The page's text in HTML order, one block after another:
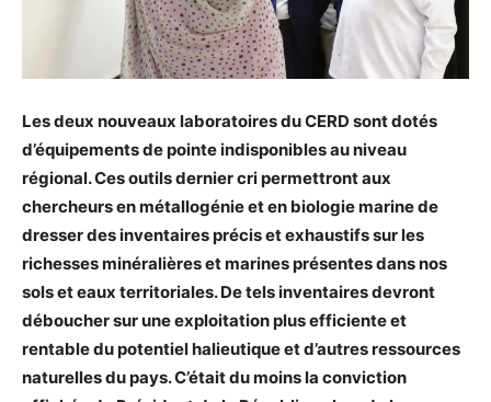
Les deux nouveaux laboratoires du CERD sont dotés
d’équipements de pointe indisponibles au niveau
régional. Ces outils dernier cri permettront aux
chercheurs en métallogénie et en biologie marine de
dresser des inventaires précis et exhaustifs sur les
richesses minéralières et marines présentes dans nos
sols et eaux territoriales. De tels inventaires devront
déboucher sur une exploitation plus efficiente et
rentable du potentiel halieutique et d’autres ressources
naturelles du pays. C’était du moins la conviction